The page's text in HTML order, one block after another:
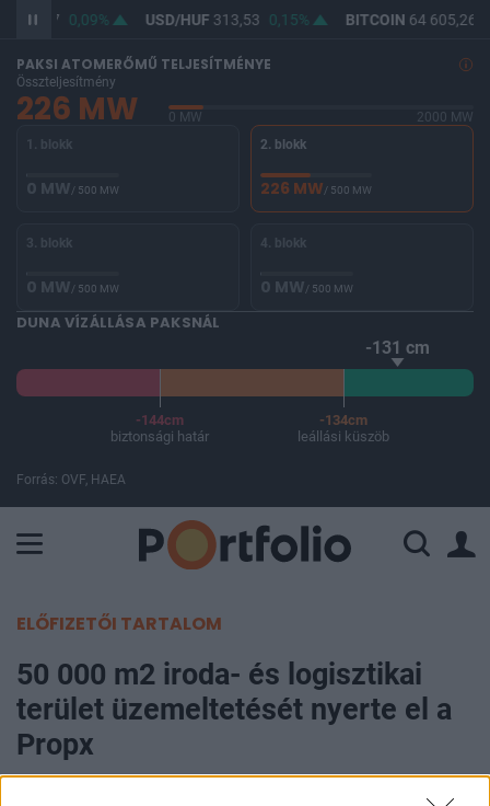
362,07 0,09% USD/HUF313,53 0,15% BITCOIN64 605,26
PAKSI ATOMERŐMŰ TELJESÍTMÉNYE
Összteljesítmény
226 MW 0 MW
2000 MW
1. blokk
0 MW/ 500 MW
2. blokk
226 MW/ 500 MW
3. blokk
0 MW/ 500 MW
4. blokk
0 MW/ 500 MW
DUNA VÍZÁLLÁSA PAKSNÁL
-131 cm
-144cm
biztonsági határ
-134cm
leállási küszöb
Forrás: OVF, HAEA
ELŐFIZETŐI TARTALOM
50 000 m2 iroda- és logisztikai
terület üzemeltetését nyerte el a
Propx